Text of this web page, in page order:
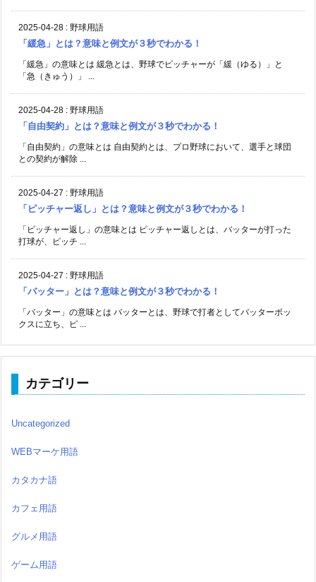
2025-04-28 : 野球用語
「緩急」とは？意味と例文が３秒でわかる！
「緩急」の意味とは 緩急とは、野球でピッチャーが「緩（ゆる）」と
「急（きゅう）」 ...
2025-04-28 : 野球用語
「自由契約」とは？意味と例文が３秒でわかる！
「自由契約」の意味とは 自由契約とは、プロ野球において、選手と球団
との契約が解除 ...
2025-04-27 : 野球用語
「ピッチャー返し」とは？意味と例文が３秒でわかる！
「ピッチャー返し」の意味とは ピッチャー返しとは、バッターが打った
打球が、ピッチ ...
2025-04-27 : 野球用語
「バッター」とは？意味と例文が３秒でわかる！
「バッター」の意味とは バッターとは、野球で打者としてバッターボッ
クスに立ち、ピ ...
カテゴリー
Uncategorized
WEBマーケ用語
カタカナ語
カフェ用語
グルメ用語
ゲーム用語